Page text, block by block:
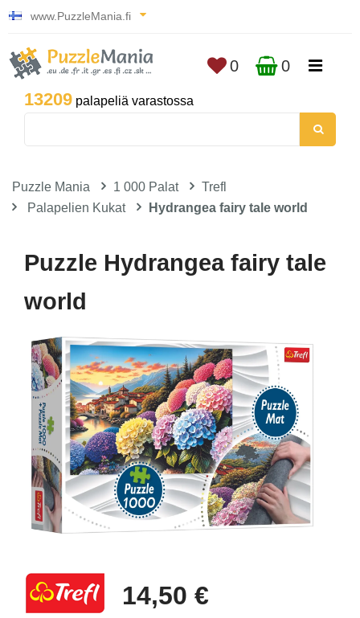
www.PuzzleMania.fi
13209 palapeliä varastossa
0 0
Puzzle Mania 1 000 Palat
Trefl
Palapelien Kukat
Hydrangea fairy tale world
Puzzle Hydrangea fairy tale
world
14,50 €